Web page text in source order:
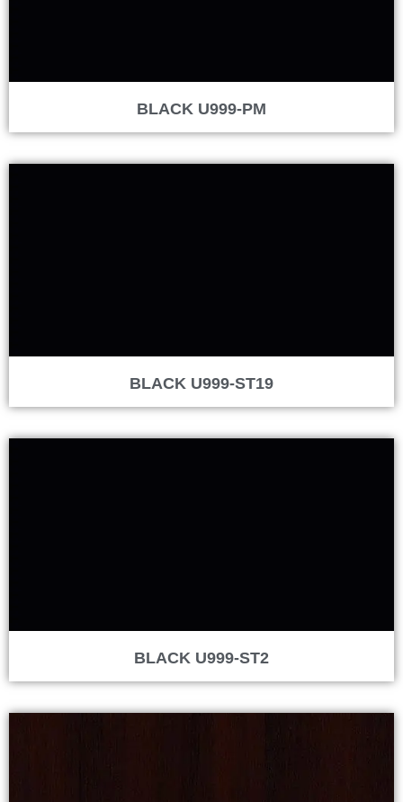
BLACK U999-PM
BLACK U999-ST19
BLACK U999-ST2